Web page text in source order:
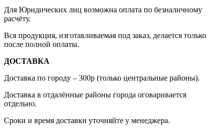
Для Юридических лиц возможна оплата по безналичному
расчёту.
Вся продукция, изготавливаемая под заказ, делается только
после полной оплаты.
ДОСТАВКА
Доставка по городу – 300р (только центральные районы).
Доставка в отдалённые районы города оговаривается
отдельно.
Сроки и время доставки уточняйте у менеджера.